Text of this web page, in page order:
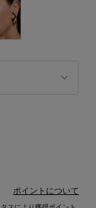
を選択してください
ポイントについて